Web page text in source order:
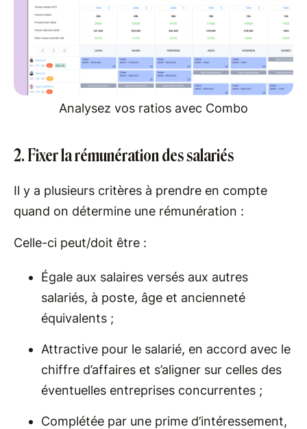
Analysez vos ratios avec Combo
2. Fixer la rémunération des salariés
Il y a plusieurs critères à prendre en compte
quand on détermine une rémunération :
Celle-ci peut/doit être :
Égale aux salaires versés aux autres
salariés, à poste, âge et ancienneté
équivalents ;
Attractive pour le salarié, en accord avec le
chiffre d’affaires et s’aligner sur celles des
éventuelles entreprises concurrentes ;
Complétée par une prime d’intéressement,